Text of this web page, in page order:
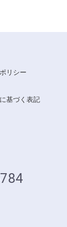
リシー
基づく表記